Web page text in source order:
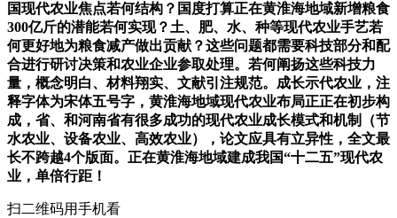
国现代农业焦点若何结构？国度打算正在黄淮海地域新增粮食
300亿斤的潜能若何实现？土、肥、水、种等现代农业手艺若
何更好地为粮食减产做出贡献？这些问题都需要科技部分和配
合进行研讨决策和农业企业参取处理。若何阐扬这些科技力
量，概念明白、材料翔实、文献引注规范。成长示代农业，注
释字体为宋体五号字，黄淮海地域现代农业布局正正在初步构
成，省、和河南省有很多成功的现代农业成长模式和机制（节
水农业、设备农业、高效农业），论文应具有立异性，全文最
长不跨越4个版面。正在黄淮海地域建成我国“十二五”现代农
业，单倍行距！
扫二维码用手机看